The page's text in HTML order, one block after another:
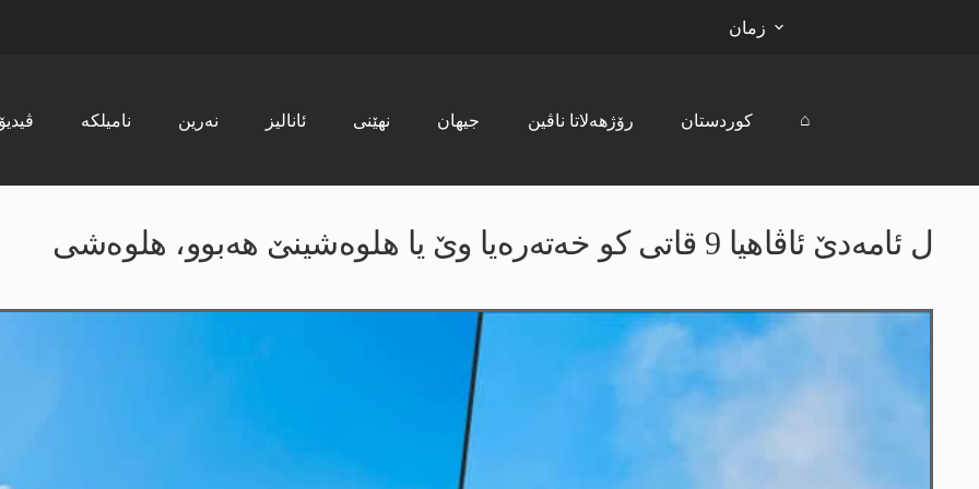
زمان
ڤیدیۆ نامیلکە نەرین ئانالیز نھێنی جیھان رۆژھەلاتا ناڤین کوردستان ⌂
ل ئامه‌دێ ئاڤاهیا 9 قاتی کو خەتەرەیا وێ یا هلوه‌شینێ هەبوو، هلوه‌شی